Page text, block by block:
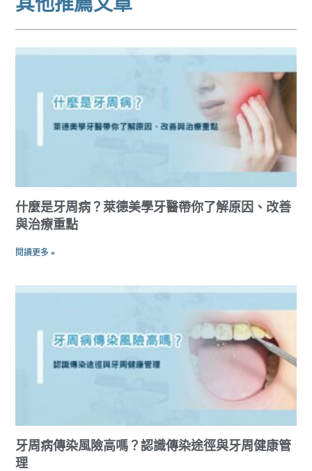
什麼是牙周病？萊德美學牙醫帶你了解原因、改善
與治療重點
閱讀更多 »
牙周病傳染風險高嗎？認識傳染途徑與牙周健康管
理